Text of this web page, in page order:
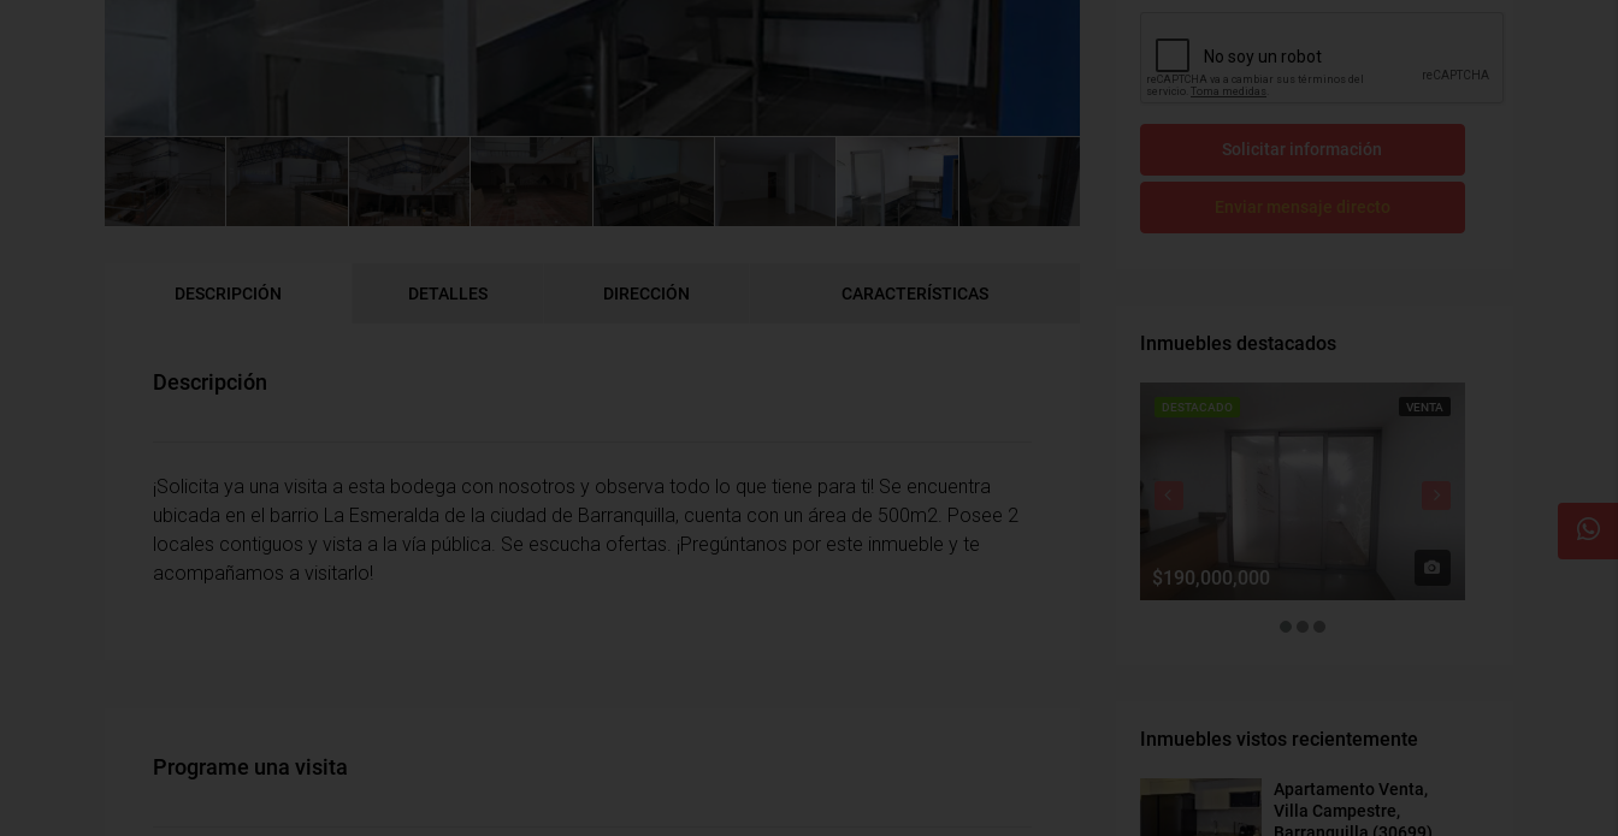
DESCRIPCIÓN DETALLES DIRECCIÓN CARACTERÍSTICAS
Descripción
¡Solicita ya una visita a esta bodega con nosotros y observa todo lo que tiene para ti! Se encuentra
ubicada en el barrio La Esmeralda de la ciudad de Barranquilla, cuenta con un área de 500m2. Posee 2
locales contiguos y vista a la vía pública. Se escucha ofertas. ¡Pregúntanos por este inmueble y te
acompañamos a visitarlo!
Programe una visita
Solicitar información
Inmuebles destacados
DESTACADO VENTA
$190,000,000
Inmuebles vistos recientemente
Apartamento Venta,
Villa Campestre,
Barranquilla (30699)